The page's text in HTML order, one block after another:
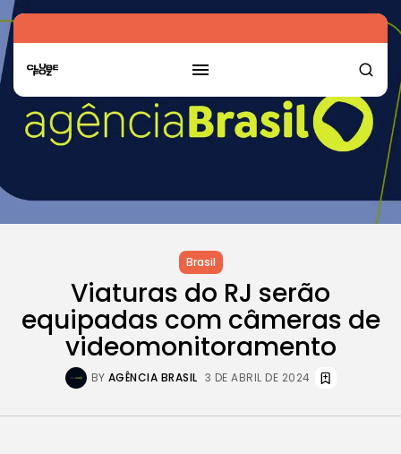
Brasil
Viaturas do RJ serão
equipadas com câmeras de
videomonitoramento
BY AGÊNCIA BRASIL 3 DE ABRIL DE 2024